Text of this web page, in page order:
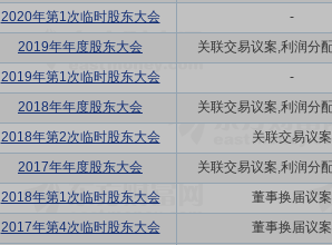
2020年第1次临时股东大会
-
2019年年度股东大会
关联交易议案,利润分
2019年第1次临时股东大会
-
2018年年度股东大会
关联交易议案,利润分
2018年第2次临时股东大会
关联交易议案
2017年年度股东大会
关联交易议案,利润分
2018年第1次临时股东大会
董事换届议案
2017年第4次临时股东大会
董事换届议案